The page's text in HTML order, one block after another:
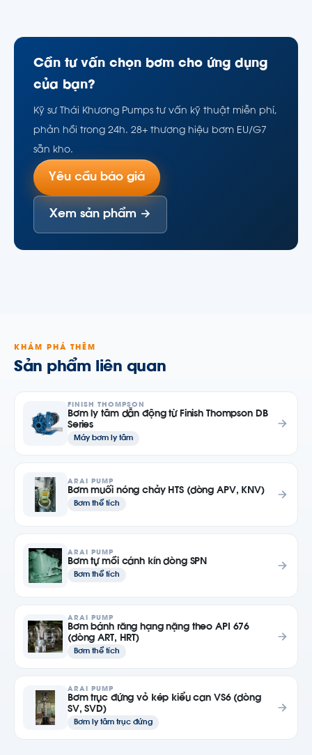
Cần tư vấn chọn bơm cho ứng dụng
của bạn?
Kỹ sư Thái Khương Pumps tư vấn kỹ thuật miễn phí,
phản hồi trong 24h. 28+ thương hiệu bơm EU/G7
sẵn kho.
Yêu cầu báo giá
Xem sản phẩm →
KHÁM PHÁ THÊM
Sản phẩm liên quan
FINISH THOMPSON
Bơm ly tâm dẫn động từ Finish Thompson DB
Series
Máy bơm ly tâm
ARAI PUMP
Bơm muối nóng chảy HTS (dòng APV, KNV)
Bơm thể tích
ARAI PUMP
Bơm tự mồi cánh kín dòng SPN
Bơm thể tích
ARAI PUMP
Bơm bánh răng hạng nặng theo API 676
(dòng ART, HRT)
Bơm thể tích
ARAI PUMP
Bơm trục đứng vỏ kép kiểu can VS6 (dòng
SV, SVD)
Bơm ly tâm trục đứng